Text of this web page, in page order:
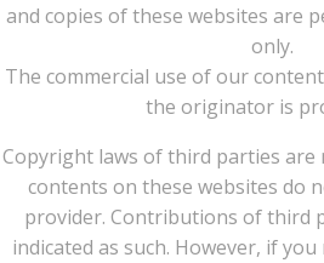
and copies of these websites are
only.
The commercial use of our
the originator is
Copyright laws of third parties are
contents on these websites do
provider. Contributions of third
indicated as such. However, if